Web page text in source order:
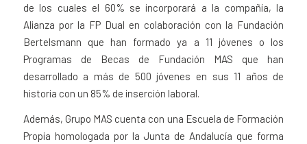
de los cuales el 60% se incorporará a la compañía, la
Alianza por la FP Dual en colaboración con la Fundación
Bertelsmann que han formado ya a 11 jóvenes o los
Programas de Becas de Fundación MAS que han
desarrollado a más de 500 jóvenes en sus 11 años de
historia con un 85% de inserción laboral.
Además, Grupo MAS cuenta con una Escuela de Formación
Propia homologada por la Junta de Andalucía que forma